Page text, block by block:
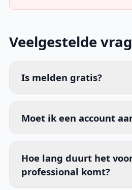
Veelgestelde
Is melden gratis?
Moet ik een account
Hoe lang duurt het
professional komt?